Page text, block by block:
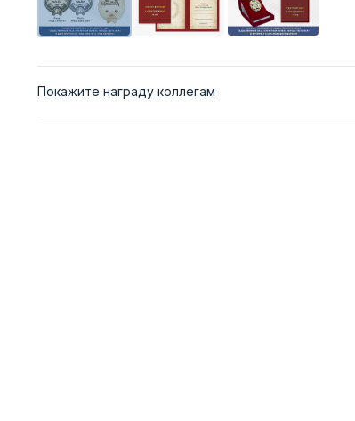
Покажите награду коллегам